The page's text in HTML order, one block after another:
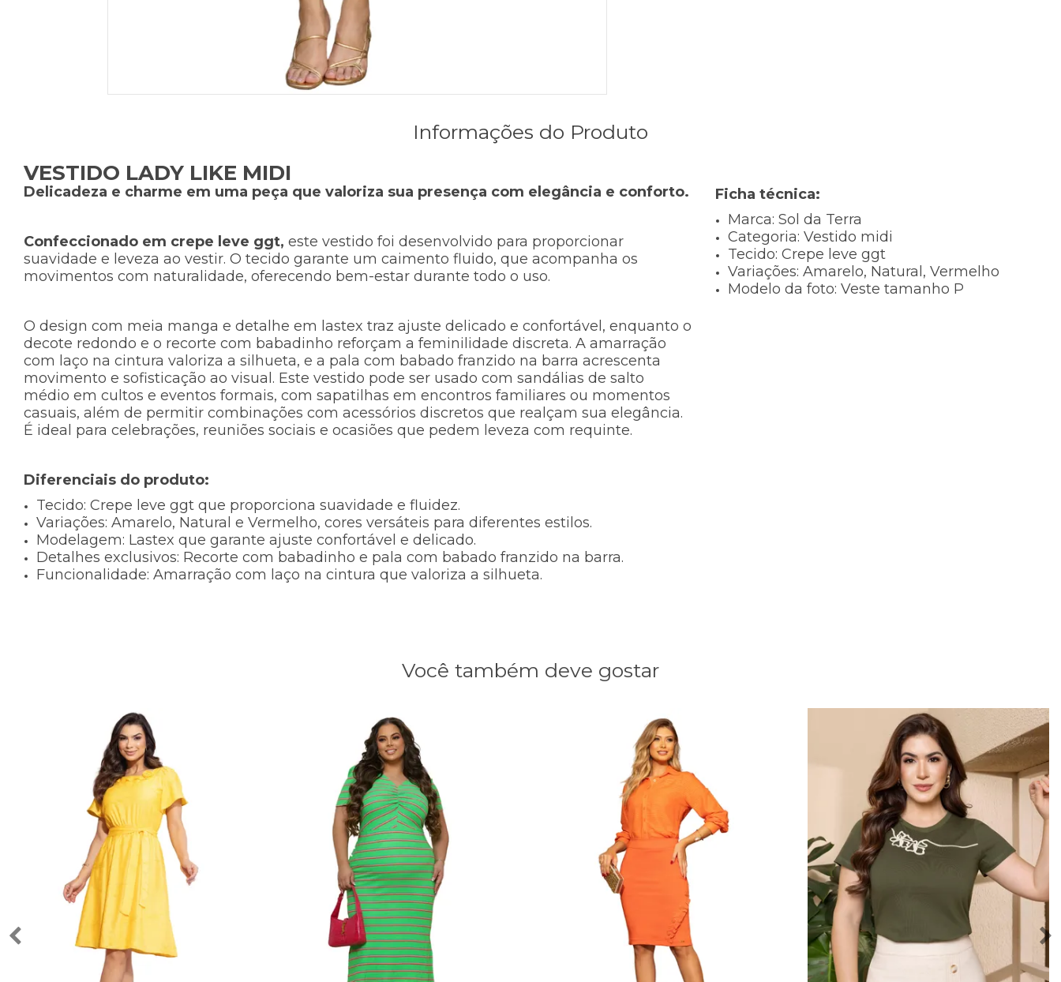
Informações do Produto
VESTIDO LADY LIKE MIDI
Delicadeza e charme em uma peça que valoriza sua presença com elegância e conforto.
Confeccionado em crepe leve ggt, este vestido foi desenvolvido para proporcionar
suavidade e leveza ao vestir. O tecido garante um caimento fluido, que acompanha os
movimentos com naturalidade, oferecendo bem-estar durante todo o uso.
O design com meia manga e detalhe em lastex traz ajuste delicado e confortável, enquanto o
decote redondo e o recorte com babadinho reforçam a feminilidade discreta. A amarração
com laço na cintura valoriza a silhueta, e a pala com babado franzido na barra acrescenta
movimento e sofisticação ao visual. Este vestido pode ser usado com sandálias de salto
médio em cultos e eventos formais, com sapatilhas em encontros familiares ou momentos
casuais, além de permitir combinações com acessórios discretos que realçam sua elegância.
É ideal para celebrações, reuniões sociais e ocasiões que pedem leveza com requinte.
Diferenciais do produto:
Tecido: Crepe leve ggt que proporciona suavidade e fluidez.
Variações: Amarelo, Natural e Vermelho, cores versáteis para diferentes estilos.
Modelagem: Lastex que garante ajuste confortável e delicado.
Detalhes exclusivos: Recorte com babadinho e pala com babado franzido na barra.
Funcionalidade: Amarração com laço na cintura que valoriza a silhueta.
Ficha técnica:
Marca: Sol da Terra
Categoria: Vestido midi
Tecido: Crepe leve ggt
Variações: Amarelo, Natural, Vermelho
Modelo da foto: Veste tamanho P
Você também deve gostar